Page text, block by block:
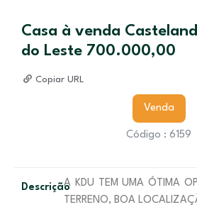
Casa à venda
do Leste 700.000,00
Copiar URL
Venda
Código : 6159
DescriçãoA KDU TEM UMA ÓTIMA
TERRENO, BOA